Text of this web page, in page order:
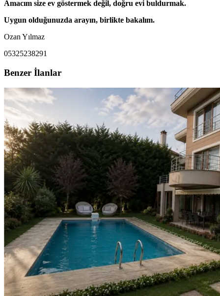
Amacım size ev göstermek değil, doğru evi buldurmak.
Uygun olduğunuzda arayın, birlikte bakalım.
Ozan Yılmaz
05325238291
Benzer İlanlar